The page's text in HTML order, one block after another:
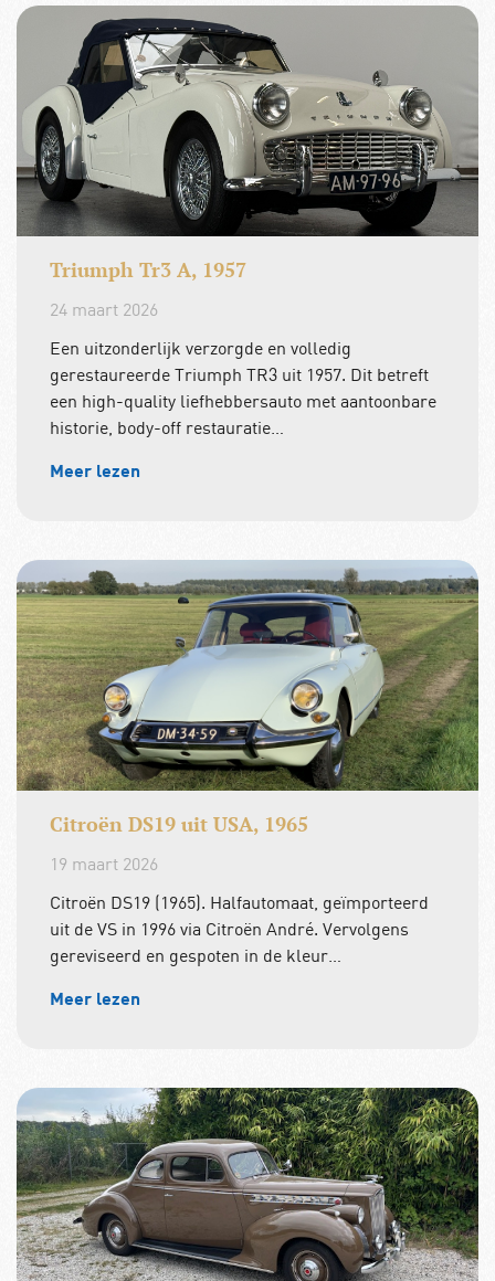
Triumph Tr3 A, 1957
24 maart 2026
Een uitzonderlijk verzorgde en volledig
gerestaureerde Triumph TR3 uit 1957. Dit betreft
een high-quality liefhebbersauto met aantoonbare
historie, body-off restauratie…
Meer lezen
Citroën DS19 uit USA, 1965
19 maart 2026
Citroën DS19 (1965). Halfautomaat, geïmporteerd
uit de VS in 1996 via Citroën André. Vervolgens
gereviseerd en gespoten in de kleur…
Meer lezen